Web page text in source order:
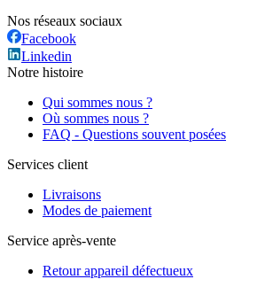
Nos réseaux sociaux
Facebook
Linkedin
Notre histoire
Qui sommes nous ?
Où sommes nous ?
FAQ - Questions souvent posées
Services client
Livraisons
Modes de paiement
Service après-vente
Retour appareil défectueux